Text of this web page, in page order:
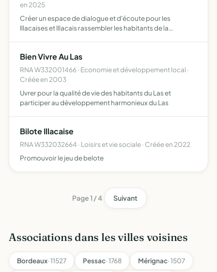
en 2025
Créer un espace de dialogue et d'écoute pour les
Illacaises et Illacais rassembler les habitants de la
activement à la…
Bien Vivre Au Las
RNA W332001466 · Economie et développement local ·
Créée en 2003
Uvrer pour la qualité de vie des habitants du Las et
participer au développement harmonieux du Las
Bilote Illacaise
RNA W332032664 · Loisirs et vie sociale · Créée en 2022
Promouvoir le jeu de belote
Page 1 / 4 Suivant
Associations dans les villes voisines
Bordeaux· 11527 Pessac· 1768 Mérignac· 1507